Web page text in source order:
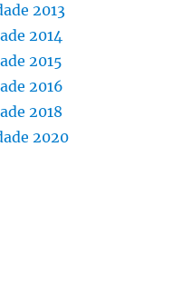
2013
2014
2015
2016
2018
2020